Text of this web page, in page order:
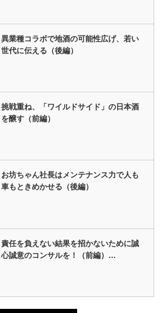
異業種コラボで地酒の可能性広げ、若い
世代に伝える（後編）
挑戦重ね、「ワイルドサイド」の日本酒
を醸す（前編）
お坊ちゃん社長はメンテナンス力で人も
車もときめかせる（後編）
責任を負えない結果を招かないために誠
心誠意のコンサルを！（前編）…